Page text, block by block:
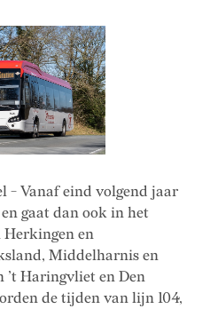
- Vanaf eind volgend jaar
gaat dan ook in het
en
Middelharnis en
’t Haringvliet en Den
de tijden van lijn 104,